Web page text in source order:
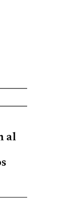
al